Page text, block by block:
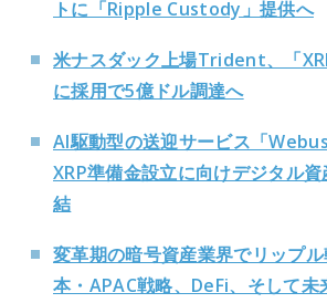
トに「Ripple Custody」提供へ
米ナスダック上場Trident、「
に採用で5億ドル調達へ
AI駆動型の送迎サービス「
XRP準備金設立に向けデジタル
結
変革期の暗号資産業界でリップ
本・APAC戦略、DeFi、そして未